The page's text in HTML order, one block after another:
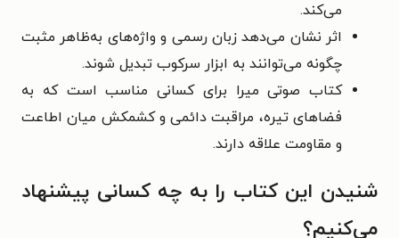
می‌کند.
اثر نشان می‌دهد زبان رسمی و واژه‌های به‌ظاهر مثبت
چگونه می‌توانند به ابزار سرکوب تبدیل شوند.
کتاب صوتی میرا برای کسانی مناسب است که به
فضاهای تیره، مراقبت دائمی و کشمکش میان اطاعت
و مقاومت علاقه دارند.
شنیدن این کتاب را به چه کسانی پیشنهاد
می‌کنیم؟